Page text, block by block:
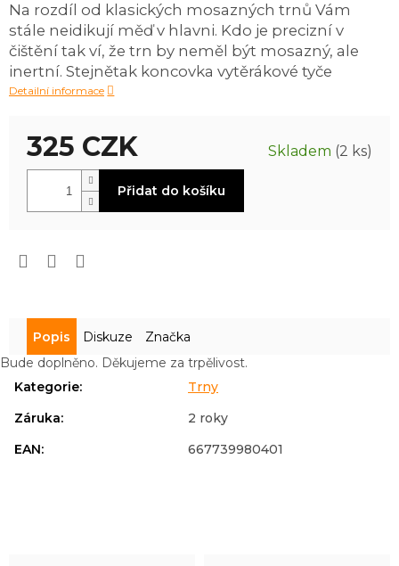
0,0
z
5
hvězdiček.
325 CZK Skladem (2 ks)
Přidat do košíku
Na rozdíl od klasických mosazných trnů Vám
stále neidikují měď v hlavni. Kdo je precizní v
čištění tak ví, že trn by neměl být mosazný, ale
inertní. Stejnětak koncovka vytěrákové tyče
Detailní informace
Popis Diskuze
Značka
Bude doplněno. Děkujeme za trpělivost.
Kategorie:
Trny
Záruka:
2 roky
EAN: 667739980401